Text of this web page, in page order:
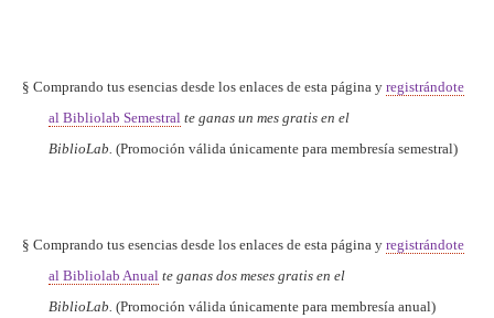
§ Comprando tus esencias desde los enlaces de esta página y registrándote
al Bibliolab Semestral te ganas un mes gratis en el
BiblioLab. (Promoción válida únicamente para membresía semestral)
§ Comprando tus esencias desde los enlaces de esta página y registrándote
al Bibliolab Anual te ganas dos meses gratis en el
BiblioLab. (Promoción válida únicamente para membresía anual)